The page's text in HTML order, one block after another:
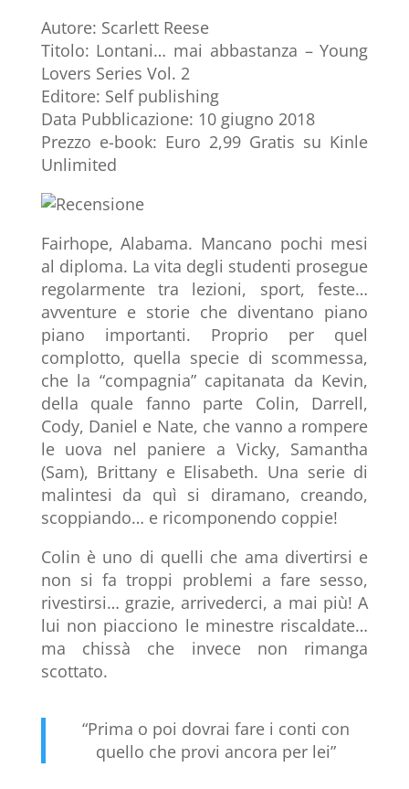
Autore: Scarlett Reese
Titolo: Lontani… mai abbastanza – Young
Lovers Series Vol. 2
Editore: Self publishing
Data Pubblicazione: 10 giugno 2018
Prezzo e-book: Euro 2,99 Gratis su Kinle
Unlimited
Fairhope, Alabama. Mancano pochi mesi
al diploma. La vita degli studenti prosegue
regolarmente tra lezioni, sport, feste…
avventure e storie che diventano piano
piano importanti. Proprio per quel
complotto, quella specie di scommessa,
che la “compagnia” capitanata da Kevin,
della quale fanno parte Colin, Darrell,
Cody, Daniel e Nate, che vanno a rompere
le uova nel paniere a Vicky, Samantha
(Sam), Brittany e Elisabeth. Una serie di
malintesi da quì si diramano, creando,
scoppiando… e ricomponendo coppie!
Colin è uno di quelli che ama divertirsi e
non si fa troppi problemi a fare sesso,
rivestirsi… grazie, arrivederci, a mai più! A
lui non piacciono le minestre riscaldate…
ma chissà che invece non rimanga
scottato.
“Prima o poi dovrai fare i conti con
quello che provi ancora per lei”